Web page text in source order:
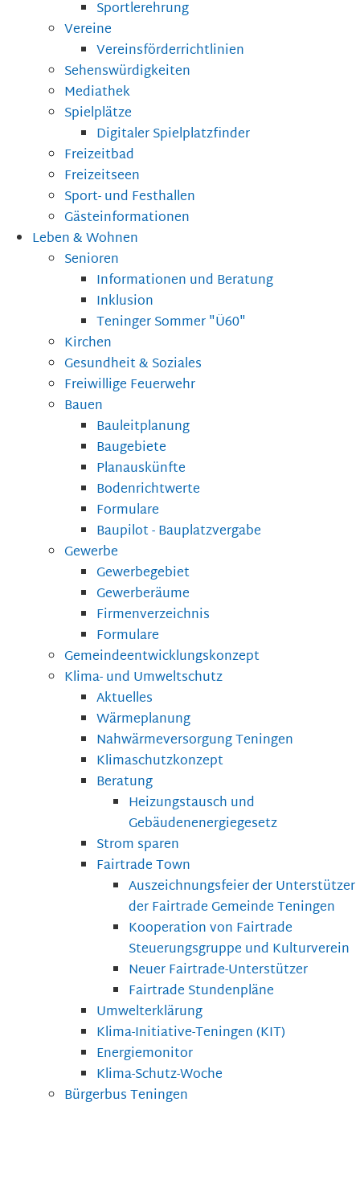
Sportlerehrung
Vereine
Vereinsförderrichtlinien
Sehenswürdigkeiten
Mediathek
Spielplätze
Digitaler Spielplatzfinder
Freizeitbad
Freizeitseen
Sport- und Festhallen
Gästeinformationen
Leben & Wohnen
Senioren
Informationen und Beratung
Inklusion
Teninger Sommer "Ü60"
Kirchen
Gesundheit & Soziales
Freiwillige Feuerwehr
Bauen
Bauleitplanung
Baugebiete
Planauskünfte
Bodenrichtwerte
Formulare
Baupilot - Bauplatzvergabe
Gewerbe
Gewerbegebiet
Gewerberäume
Firmenverzeichnis
Formulare
Gemeindeentwicklungskonzept
Klima- und Umweltschutz
Aktuelles
Wärmeplanung
Nahwärmeversorgung Teningen
Klimaschutzkonzept
Beratung
Heizungstausch und
Gebäudenenergiegesetz
Strom sparen
Fairtrade Town
Auszeichnungsfeier der Unterstützer
der Fairtrade Gemeinde Teningen
Kooperation von Fairtrade
Steuerungsgruppe und Kulturverein
Neuer Fairtrade-Unterstützer
Fairtrade Stundenpläne
Umwelterklärung
Klima-Initiative-Teningen (KIT)
Energiemonitor
Klima-Schutz-Woche
Bürgerbus Teningen